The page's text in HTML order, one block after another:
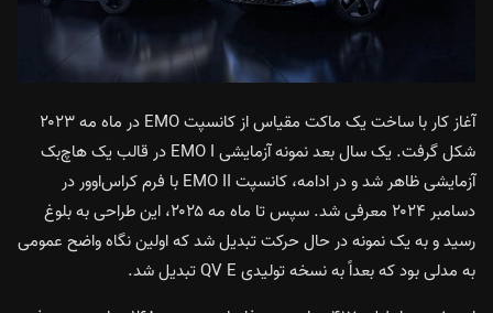
آغاز کار با ساخت یک ماکت مقیاس از کانسپت EMO در ماه مه ۲۰۲۳
شکل گرفت. یک سال بعد نمونه آزمایشی EMO I در قالب یک هاچ‌بک
آزمایشی ظاهر شد و در ادامه، کانسپت EMO II با فرم کراس‌اوور در
دسامبر ۲۰۲۴ معرفی شد. سپس تا ماه مه ۲۰۲۵، این طراحی به بلوغ
رسید و به یک نمونه در حال حرکت تبدیل شد که اولین نگاه واضح عمومی
به مدلی بود که بعداً به نسخه تولیدی QV E تبدیل شد.